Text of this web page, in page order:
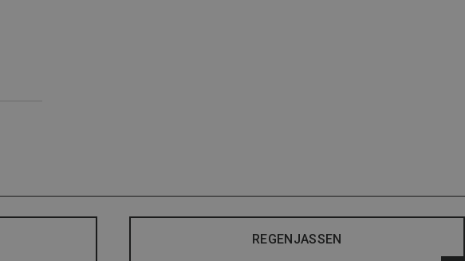
REGENJASSEN